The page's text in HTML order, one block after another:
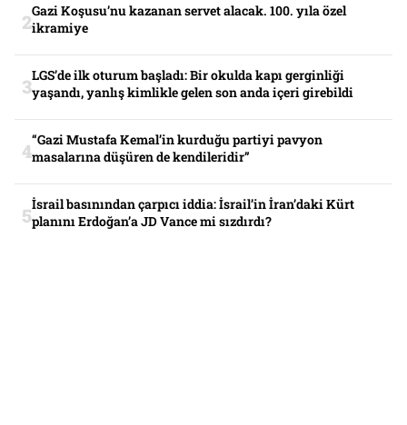
Gazi Koşusu’nu kazanan servet alacak. 100. yıla özel
ikramiye
LGS’de ilk oturum başladı: Bir okulda kapı gerginliği
yaşandı, yanlış kimlikle gelen son anda içeri girebildi
“Gazi Mustafa Kemal’in kurduğu partiyi pavyon
masalarına düşüren de kendileridir”
İsrail basınından çarpıcı iddia: İsrail’in İran’daki Kürt
planını Erdoğan’a JD Vance mi sızdırdı?